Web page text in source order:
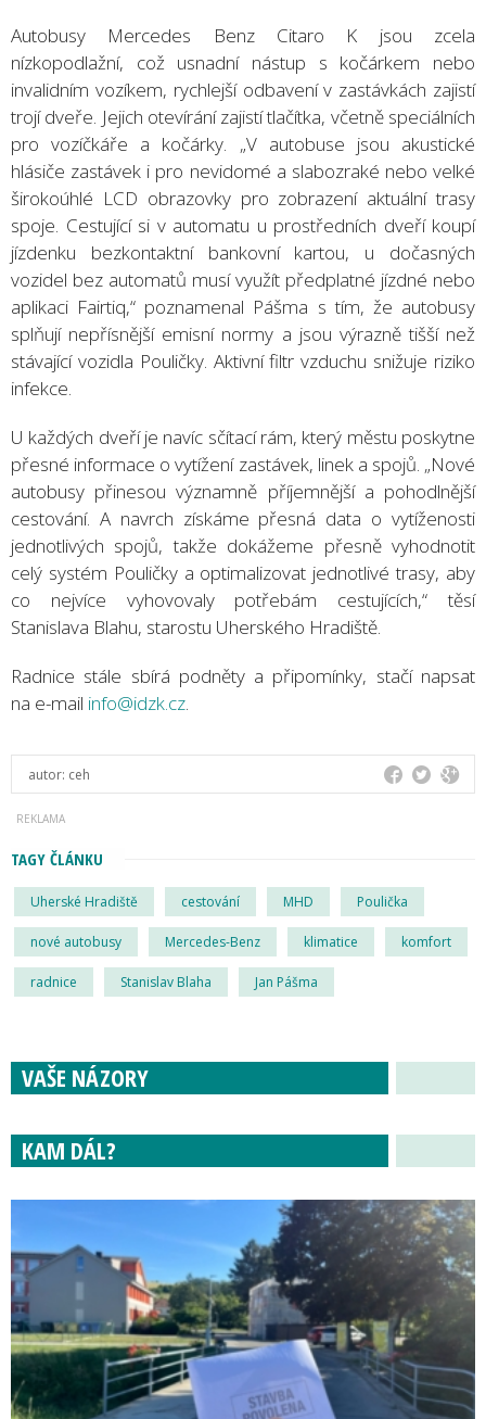
Autobusy Mercedes Benz Citaro K jsou zcela
nízkopodlažní, což usnadní nástup s kočárkem nebo
invalidním vozíkem, rychlejší odbavení v zastávkách zajistí
trojí dveře. Jejich otevírání zajistí tlačítka, včetně speciálních
pro vozíčkáře a kočárky. „V autobuse jsou akustické
hlásiče zastávek i pro nevidomé a slabozraké nebo velké
širokoúhlé LCD obrazovky pro zobrazení aktuální trasy
spoje. Cestující si v automatu u prostředních dveří koupí
jízdenku bezkontaktní bankovní kartou, u dočasných
vozidel bez automatů musí využít předplatné jízdné nebo
aplikaci Fairtiq,“ poznamenal Pášma s tím, že autobusy
splňují nepřísnější emisní normy a jsou výrazně tišší než
stávající vozidla Pouličky. Aktivní filtr vzduchu snižuje riziko
infekce.
U každých dveří je navíc sčítací rám, který městu poskytne
přesné informace o vytížení zastávek, linek a spojů. „Nové
autobusy přinesou významně příjemnější a pohodlnější
cestování. A navrch získáme přesná data o vytíženosti
jednotlivých spojů, takže dokážeme přesně vyhodnotit
celý systém Pouličky a optimalizovat jednotlivé trasy, aby
co nejvíce vyhovovaly potřebám cestujících,“ těsí
Stanislava Blahu, starostu Uherského Hradiště.
Radnice stále sbírá podněty a připomínky, stačí napsat
na e-mail info@idzk.cz.
autor: ceh
TAGY ČLÁNKU
Uherské Hradiště cestování MHD Poulička
nové autobusy Mercedes-Benz klimatice komfort
radnice Stanislav Blaha Jan Pášma
VAŠE NÁZORY
KAM DÁL?